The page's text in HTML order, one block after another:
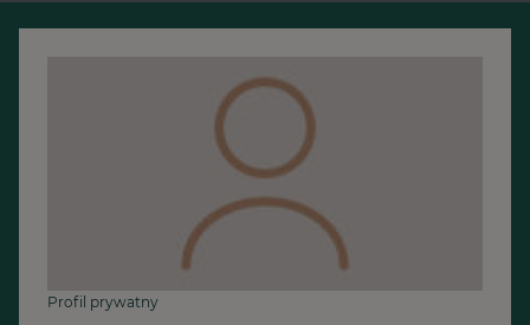
Profil prywatny